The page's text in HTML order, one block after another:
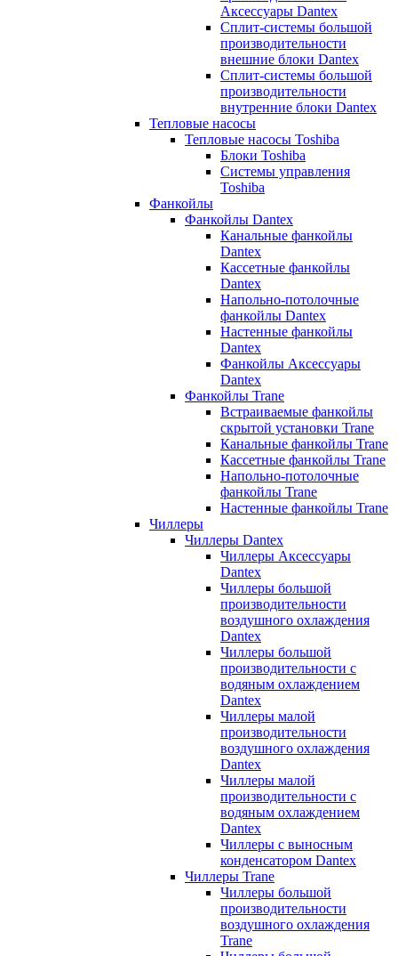
Аксессуары Dantex
Сплит-системы большой
производительности
внешние блоки Dantex
Сплит-системы большой
производительности
внутренние блоки Dantex
Тепловые насосы
Тепловые насосы Toshiba
Блоки Toshiba
Системы управления
Toshiba
Фанкойлы
Фанкойлы Dantex
Канальные фанкойлы
Dantex
Кассетные фанкойлы
Dantex
Напольно-потолочные
фанкойлы Dantex
Настенные фанкойлы
Dantex
Фанкойлы Аксессуары
Dantex
Фанкойлы Trane
Встраиваемые фанкойлы
скрытой установки Trane
Канальные фанкойлы Trane
Кассетные фанкойлы Trane
Напольно-потолочные
фанкойлы Trane
Настенные фанкойлы Trane
Чиллеры
Чиллеры Dantex
Чиллеры Аксессуары
Dantex
Чиллеры большой
производительности
воздушного охлаждения
Dantex
Чиллеры большой
производительности с
водяным охлаждением
Dantex
Чиллеры малой
производительности
воздушного охлаждения
Dantex
Чиллеры малой
производительности с
водяным охлаждением
Dantex
Чиллеры с выносным
конденсатором Dantex
Чиллеры Trane
Чиллеры большой
производительности
воздушного охлаждения
Trane